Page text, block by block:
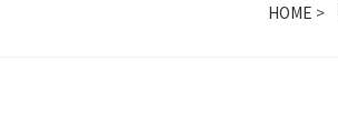
HOME >